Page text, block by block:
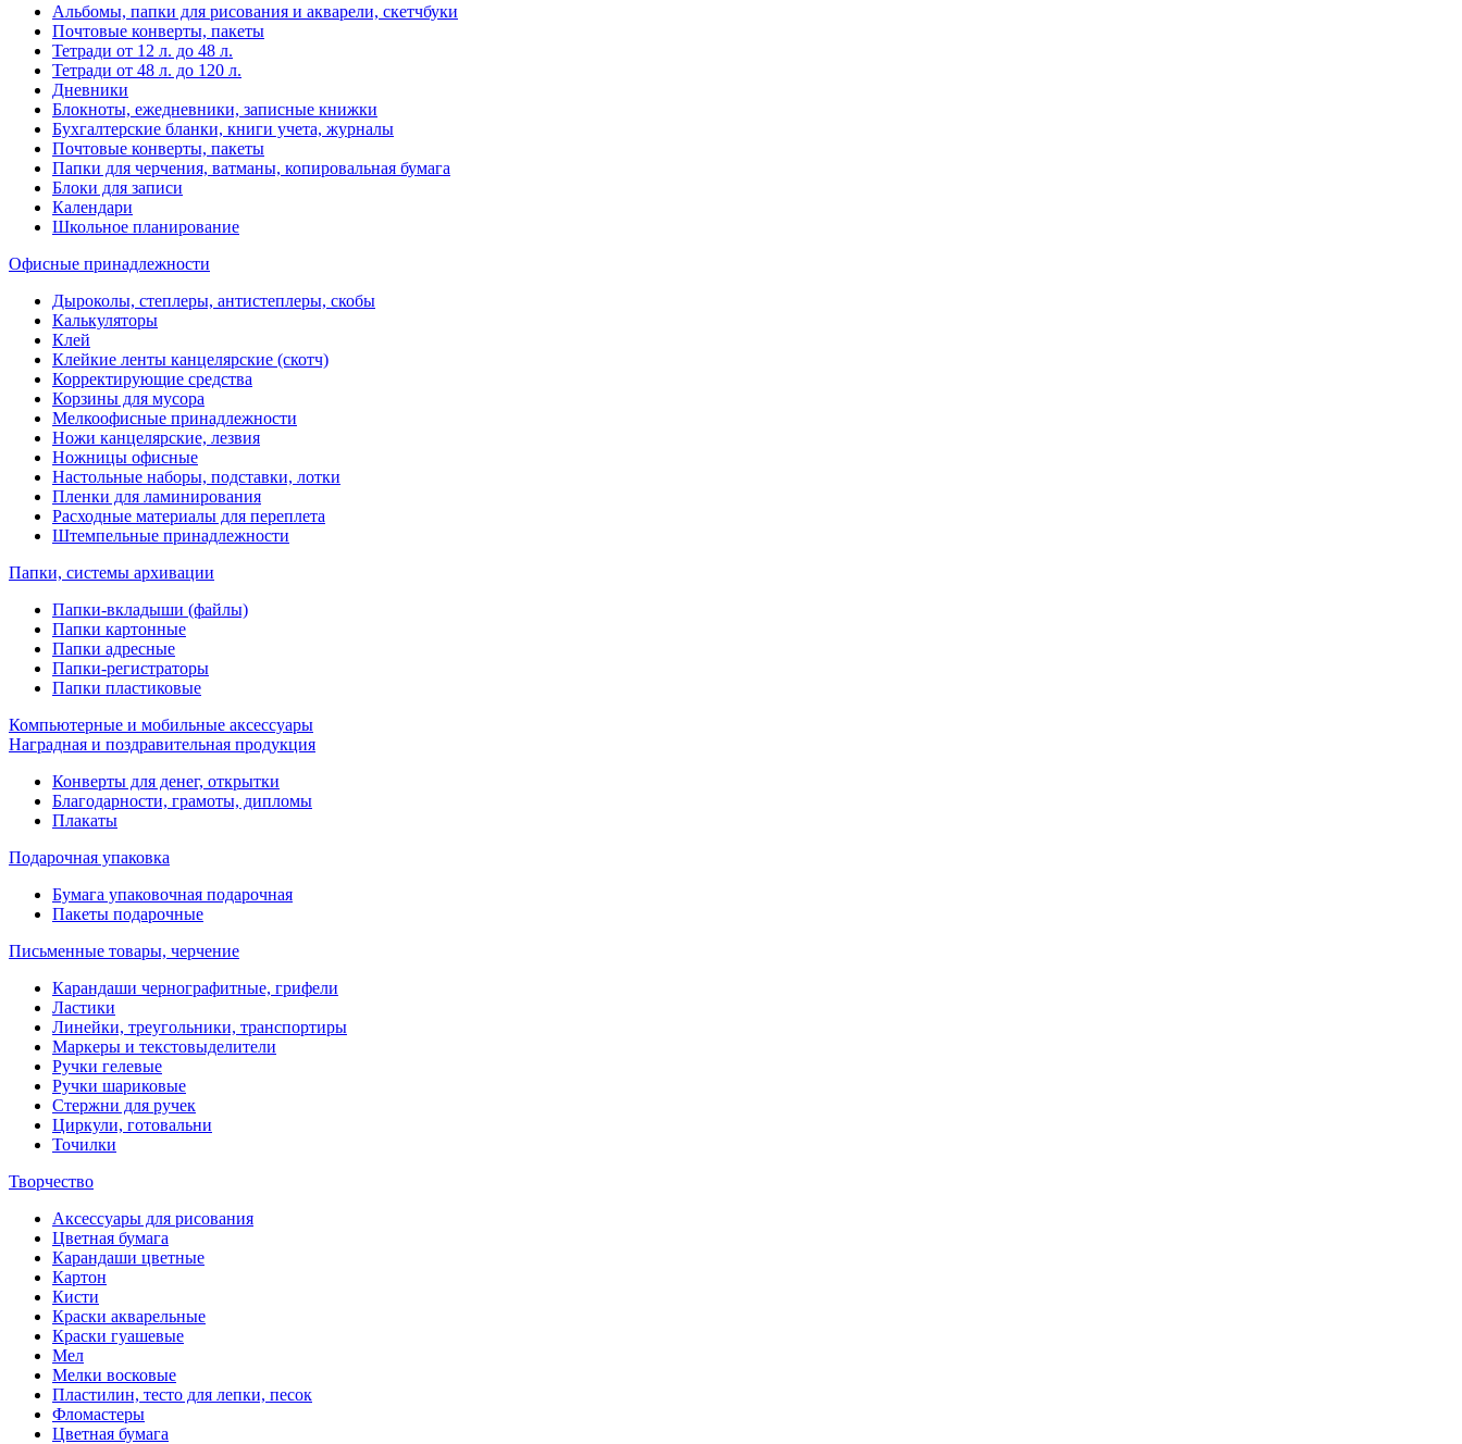
Альбомы, папки для рисования и акварели, скетчбуки
Почтовые конверты, пакеты
Тетради от 12 л. до 48 л.
Тетради от 48 л. до 120 л.
Дневники
Блокноты, ежедневники, записные книжки
Бухгалтерские бланки, книги учета, журналы
Почтовые конверты, пакеты
Папки для черчения, ватманы, копировальная бумага
Блоки для записи
Календари
Школьное планирование
Офисные принадлежности
Дыроколы, степлеры, антистеплеры, скобы
Калькуляторы
Клей
Клейкие ленты канцелярские (скотч)
Корректирующие средства
Корзины для мусора
Мелкоофисные принадлежности
Ножи канцелярские, лезвия
Ножницы офисные
Настольные наборы, подставки, лотки
Пленки для ламинирования
Расходные материалы для переплета
Штемпельные принадлежности
Папки, системы архивации
Папки-вкладыши (файлы)
Папки картонные
Папки адресные
Папки-регистраторы
Папки пластиковые
Компьютерные и мобильные аксессуары
Наградная и поздравительная продукция
Конверты для денег, открытки
Благодарности, грамоты, дипломы
Плакаты
Подарочная упаковка
Бумага упаковочная подарочная
Пакеты подарочные
Письменные товары, черчение
Карандаши чернографитные, грифели
Ластики
Линейки, треугольники, транспортиры
Маркеры и текстовыделители
Ручки гелевые
Ручки шариковые
Стержни для ручек
Циркули, готовальни
Точилки
Творчество
Аксессуары для рисования
Цветная бумага
Карандаши цветные
Картон
Кисти
Краски акварельные
Краски гуашевые
Мел
Мелки восковые
Пластилин, тесто для лепки, песок
Фломастеры
Цветная бумага